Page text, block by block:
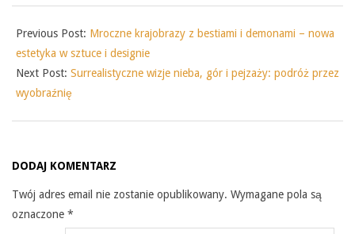
Previous Post: Mroczne krajobrazy z bestiami i demonami – nowa
estetyka w sztuce i designie
Next Post: Surrealistyczne wizje nieba, gór i pejzaży: podróż przez
wyobraźnię
DODAJ KOMENTARZ
Twój adres email nie zostanie opublikowany. Wymagane pola są
oznaczone *